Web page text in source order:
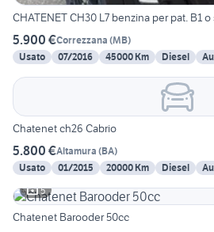
CHATENET CH30 L7 benzina per pat.
5.900 €Correzzana (MB)
Usato
07/2016 45000 Km Diesel
Chatenet ch26 Cabrio
5.800 €Altamura (BA)
Usato
01/2015 20000 Km Diesel
5
Chatenet Barooder 50cc